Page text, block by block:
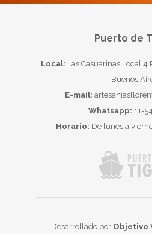
Puerto de
Local: Las Casuarinas Local 4
Buenos
E-mail:
Whatsapp: 11-
Horario: De lunes a
Desarrollado por Objetivo